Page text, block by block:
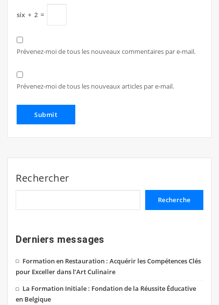
six + 2 =
Prévenez-moi de tous les nouveaux commentaires par e-mail.
Prévenez-moi de tous les nouveaux articles par e-mail.
Rechercher
Recherche
Derniers messages
Formation en Restauration : Acquérir les Compétences Clés
pour Exceller dans l’Art Culinaire
La Formation Initiale : Fondation de la Réussite Éducative
en Belgique